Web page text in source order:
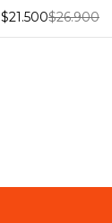
$21.500$26.900